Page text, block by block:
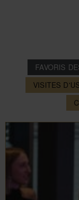
FAVORIS
VISITES